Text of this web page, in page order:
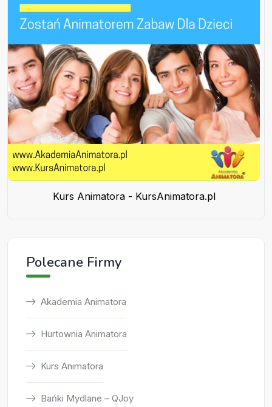
Kurs Animatora - KursAnimatora.pl
Polecane Firmy
Akademia Animatora
Hurtownia Animatora
Kurs Animatora
Bańki Mydlane – QJoy